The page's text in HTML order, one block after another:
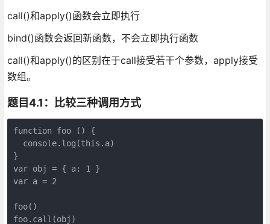
call()和apply()函数会立即执行
bind()函数会返回新函数，不会立即执行函数
call()和apply()的区别在于call接受若干个参数，apply接受
数组。
题目4.1：比较三种调用方式
function foo () {
  console.log(this.a)
}
var obj = { a: 1 }
var a = 2
foo()
foo.call(obj)